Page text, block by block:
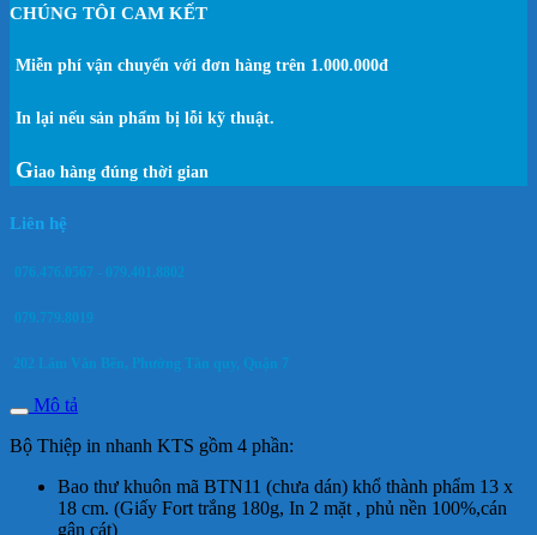
CHÚNG TÔI CAM KẾT
Miễn phí vận chuyển với đơn hàng trên 1.000.000đ
In lại nếu sản phẩm bị lỗi kỹ thuật.
Giao hàng đúng thời gian
Liên hệ
076.476.0567 - 079.401.8802
079.779.8019
202 Lâm Văn Bền, Phường Tân quy, Quận 7
Mô tả
Bộ Thiệp in nhanh KTS gồm 4 phần:
Bao thư khuôn mã BTN11 (chưa dán) khổ thành phẩm 13 x
18 cm. (Giấy Fort trắng 180g, In 2 mặt , phủ nền 100%,cán
gân cát)